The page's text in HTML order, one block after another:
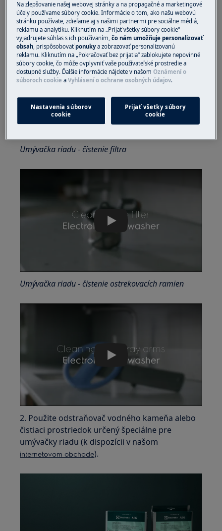
TENTO PROGRAM NIE JE URČENÝ NA VÝMENU
BEŽNÝCH FILTROV A ČISTENIE
OSTREKOVACÍCH RAMIEN
Zvyšok tohto čistiaceho programu automaticky
určí umývačka riadu.
Postupujte nasledovne:
1. Najprv vyčistite filtre a ostrekovacie ramená.
Podrobné pokyny nájdete v používateľskej
Umývačka riadu - čistenie filtra
Play
Umývačka riadu - čistenie ostrekovacích ramien
Play
2. Použite odstraňovač vodného kameňa alebo
čistiaci prostriedok určený špeciálne pre
umývačky riadu (k dispozícii v našom
internetovom obchode).
Na zlepšovanie našej webovej stránky a na propagačné a marketingové
účely používame súbory cookie. Informácie o tom, ako našu webovú
stránku používate, zdieľame aj s našimi partnermi pre sociálne médiá,
reklamu a analytiku. Kliknutím na „Prijať všetky súbory cookie“
vyjadrujete súhlas s ich používaním,čo nám umožňuje personalizovať
obsah, prispôsobovaťponukya zobrazovať personalizovanú
reklamu. Kliknutím na „Pokračovať bez prijatia“ zablokujete nepovinné
súbory cookie, čo môže ovplyvniť vaše používateľské prostredie a
dostupné služby. Ďalšie informácie nájdete v našomOznámení o
súboroch cookie aVyhlásení o ochrane osobných údajov.
Nastavenia súborov
cookie
Prijať všetky súbory
cookie